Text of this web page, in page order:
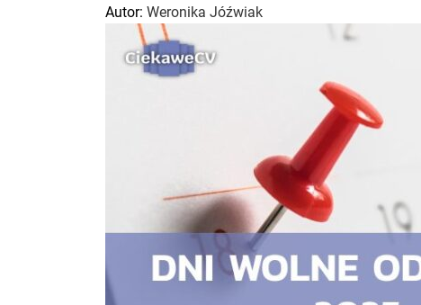
Autor: Weronika Jóźwiak